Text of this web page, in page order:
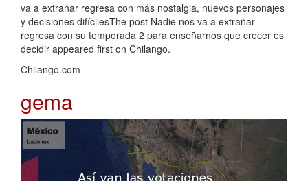
va a extrañar regresa con más nostalgia, nuevos personajes
y decisiones difícilesThe post Nadie nos va a extrañar
regresa con su temporada 2 para enseñarnos que crecer es
decidir appeared first on Chilango.
Chilango.com
gema